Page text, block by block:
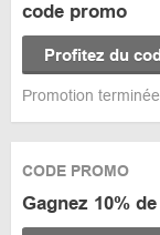
code promo
Profitez du
Promotion terminée
CODE PROMO
Gagnez 10%